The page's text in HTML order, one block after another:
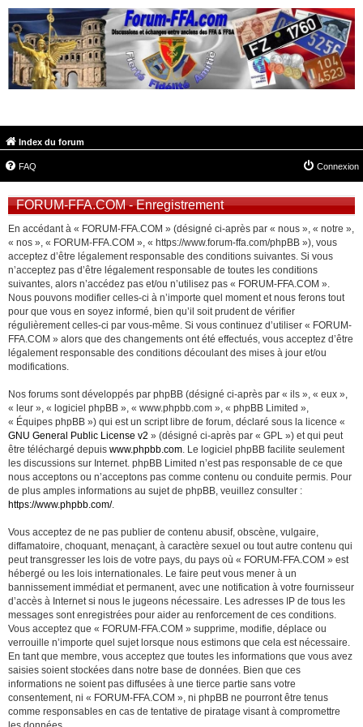
Index du forum
FAQ Connexion
FORUM-FFA.COM - Enregistrement
En accédant à « FORUM-FFA.COM » (désigné ci-après par « nous », « notre »,
« nos », « FORUM-FFA.COM », « https://www.forum-ffa.com/phpBB »), vous
acceptez d’être légalement responsable des conditions suivantes. Si vous
n’acceptez pas d’être légalement responsable de toutes les conditions
suivantes, alors n’accédez pas et/ou n’utilisez pas « FORUM-FFA.COM ».
Nous pouvons modifier celles-ci à n’importe quel moment et nous ferons tout
pour que vous en soyez informé, bien qu’il soit prudent de vérifier
régulièrement celles-ci par vous-même. Si vous continuez d’utiliser « FORUM-
FFA.COM » alors que des changements ont été effectués, vous acceptez d’être
légalement responsable des conditions découlant des mises à jour et/ou
modifications.
Nos forums sont développés par phpBB (désigné ci-après par « ils », « eux »,
« leur », « logiciel phpBB », « www.phpbb.com », « phpBB Limited »,
« Équipes phpBB ») qui est un script libre de forum, déclaré sous la licence «
GNU General Public License v2 » (désigné ci-après par « GPL ») et qui peut
être téléchargé depuis www.phpbb.com . Le logiciel phpBB facilite seulement
les discussions sur Internet. phpBB Limited n’est pas responsable de ce que
nous acceptons ou n’acceptons pas comme contenu ou conduite permis. Pour
de plus amples informations au sujet de phpBB, veuillez consulter :
https://www.phpbb.com/.
Vous acceptez de ne pas publier de contenu abusif, obscène, vulgaire,
diffamatoire, choquant, menaçant, à caractère sexuel ou tout autre contenu qui
peut transgresser les lois de votre pays, du pays où « FORUM-FFA.COM » est
hébergé ou les lois internationales. Le faire peut vous mener à un
bannissement immédiat et permanent, avec une notification à votre fournisseur
d’accès à Internet si nous le jugeons nécessaire. Les adresses IP de tous les
messages sont enregistrées pour aider au renforcement de ces conditions.
Vous acceptez que « FORUM-FFA.COM » supprime, modifie, déplace ou
verrouille n’importe quel sujet lorsque nous estimons que cela est nécessaire.
En tant que membre, vous acceptez que toutes les informations que vous avez
saisies soient stockées dans notre base de données. Bien que ces
informations ne soient pas diffusées à une tierce partie sans votre
consentement, ni « FORUM-FFA.COM », ni phpBB ne pourront être tenus
comme responsables en cas de tentative de piratage visant à compromettre